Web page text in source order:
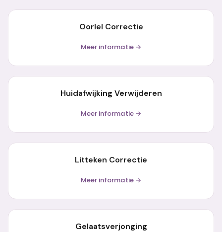
Oorlel Correctie
Meer informatie →
Huidafwijking Verwijderen
Meer informatie →
Litteken Correctie
Meer informatie →
Gelaatsverjonging